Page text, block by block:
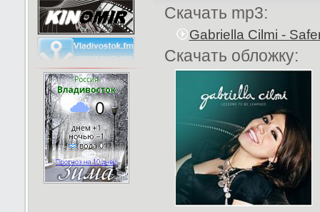
Скачать mp3:
Gabriella Cilmi -
Скачать обложку: